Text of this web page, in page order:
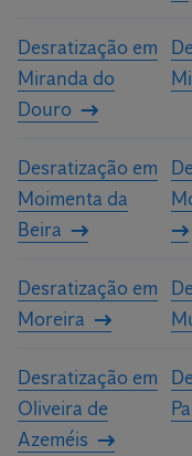
Desratização em
Miranda do
Douro
Desratização em
Moimenta da
Beira
Desratização em
Moreira
Desratização em
Oliveira de
Azeméis